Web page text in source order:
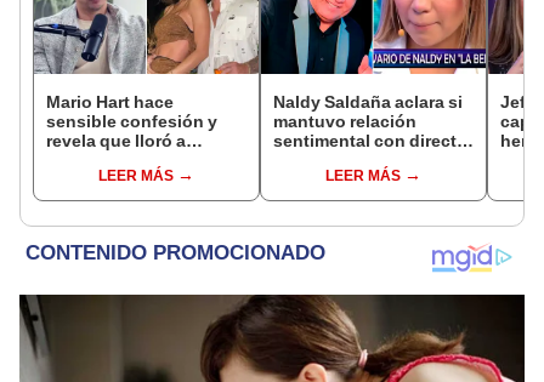
Mario Hart hace
sensible confesión y
revela que lloró a
separación de Korina
Rivadeneira: "Sufrí
LEER MÁS
Naldy Saldaña aclara si
mantuvo relación
sentimental con director
denunciarlo por
tocamientos: “Me
LEER MÁS